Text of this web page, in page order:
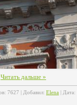
Читать дальше »
7627 Добавил: Elena Дата: